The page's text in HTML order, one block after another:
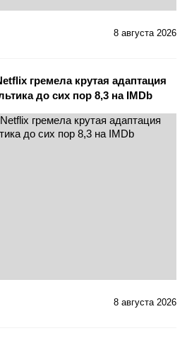
8 августа 2026
гремела крутая адаптация
до сих пор 8,3 на IMDb
8 августа 2026